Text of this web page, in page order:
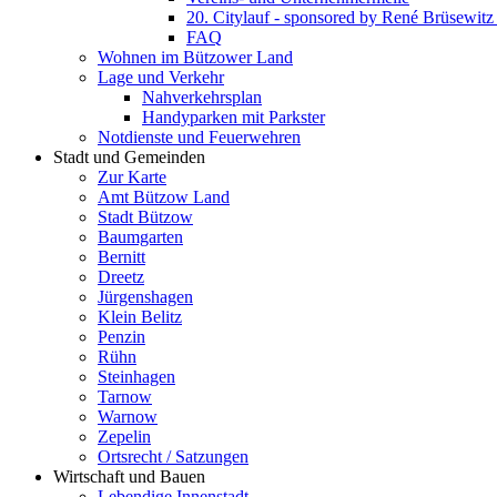
20. Citylauf - sponsored by René
FAQ
Wohnen im Bützower Land
Lage und Verkehr
Nahverkehrsplan
Handyparken mit Parkster
Notdienste und Feuerwehren
Stadt und Gemeinden
Zur Karte
Amt Bützow Land
Stadt Bützow
Baumgarten
Bernitt
Dreetz
Jürgenshagen
Klein Belitz
Penzin
Rühn
Steinhagen
Tarnow
Warnow
Zepelin
Ortsrecht / Satzungen
Wirtschaft und Bauen